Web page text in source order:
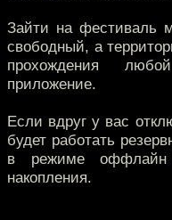
Зайти на фестиваль
свободный, а
прохождения
приложение.
Если вдруг у вас
будет работать
в режиме оффлайн
накопления.